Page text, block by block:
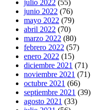
julio 2022 (55)
junio 2022 (76)
mayo 2022 (79)
abril 2022 (70)
marzo 2022 (80)
febrero 2022 (57)
enero 2022 (15)
diciembre 2021 (71)
noviembre 2021 (71)
octubre 2021 (66)
septiembre 2021 (39)
agosto 2021 (33)